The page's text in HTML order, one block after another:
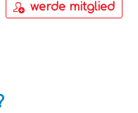
werde mitglied